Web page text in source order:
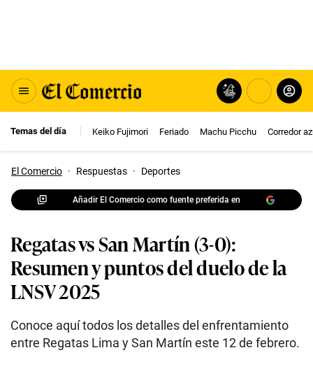
Temas del día Keiko Fujimori Feriado Machu Picchu Corredor
El Comercio · Respuestas · Deportes
Añadir El Comercio como fuente preferida en
Regatas vs San Martín (3-0):
Resumen y puntos del duelo de la
LNSV 2025
Conoce aquí todos los detalles del enfrentamiento
entre Regatas Lima y San Martín este 12 de febrero.